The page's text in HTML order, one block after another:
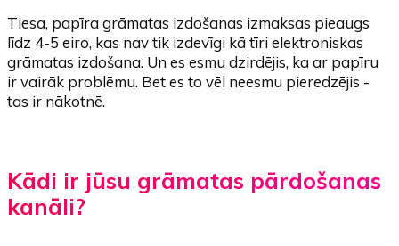
Tiesa, papīra grāmatas izdošanas izmaksas pieaugs
līdz 4-5 eiro, kas nav tik izdevīgi kā tīri elektroniskas
grāmatas izdošana. Un es esmu dzirdējis, ka ar papīru
ir vairāk problēmu. Bet es to vēl neesmu pieredzējis -
tas ir nākotnē.
Kādi ir jūsu grāmatas pārdošanas
kanāli?